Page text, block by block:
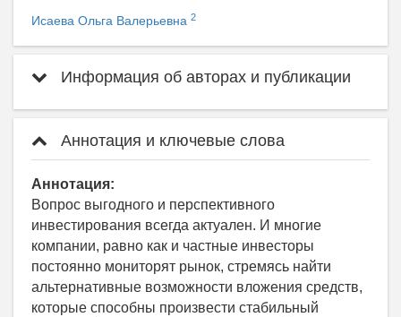
Исаева Ольга Валерьевна 2
Информация об авторах и публикации
Аннотация и ключевые слова
Аннотация:
Вопрос выгодного и перспективного
инвестирования всегда актуален. И многие
компании, равно как и частные инвесторы
постоянно мониторят рынок, стремясь найти
альтернативные возможности вложения средств,
которые способны произвести стабильный